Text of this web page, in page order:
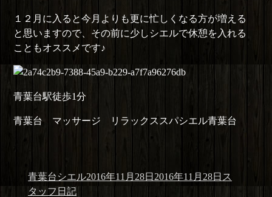
１２月に入ると今月よりも更に忙しくなる方が増える
と思いますので、その前に少しシエルで休憩を入れる
こともオススメです♪
青葉台駅徒歩1分
青葉台 マッサージ リラックススパシエル青葉台
投
稿
青葉台シエル投
2016年11月28日 2016年11月28日 カ
ス
タッフ日記